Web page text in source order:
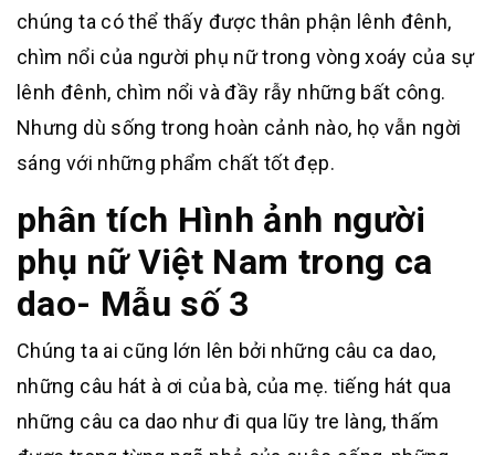
chúng ta có thể thấy được thân phận lênh đênh,
chìm nổi của người phụ nữ trong vòng xoáy của sự
lênh đênh, chìm nổi và đầy rẫy những bất công.
Nhưng dù sống trong hoàn cảnh nào, họ vẫn ngời
sáng với những phẩm chất tốt đẹp.
phân tích Hình ảnh người
phụ nữ Việt Nam trong ca
dao- Mẫu số 3
Chúng ta ai cũng lớn lên bởi những câu ca dao,
những câu hát à ơi của bà, của mẹ. tiếng hát qua
những câu ca dao như đi qua lũy tre làng, thấm